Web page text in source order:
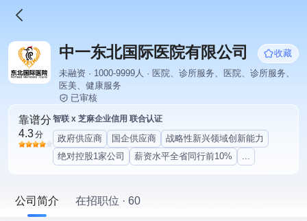
中一东北国际医院有限公司
收藏
未融资 · 1000-9999人 · 医院、诊所服务、医院、诊所服务、
医美、健康服务
已审核
靠谱分
4.3分
智联 x 芝麻企业信用 联合认证
政府供应商 国企供应商
战略性新兴领域创新能力
绝对控股1家公司
薪资水平全省同行前10% ...
公司简介 在招职位 · 60